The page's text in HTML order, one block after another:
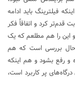
فیلترینگ باید ادامه
قدم‌تر کرد و اتفاقاً فکر
این را هم مطلعم که یک
بررسی است که هم
و رفع بشود و هم اینکه
پر کاربرد است،